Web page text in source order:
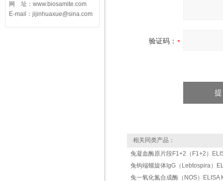
网 址：www.biosamite.com
E-mail：jijinhuaxue@sina.com
验证码：
相关同类产品：
兔凝血酶原片段F1+2（F1+2）
兔钩端螺旋体IgG（Lebtospira）
兔一氧化氮合成酶（NOS）ELISA